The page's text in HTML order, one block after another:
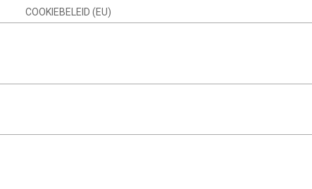
COOKIEBELEID (EU)